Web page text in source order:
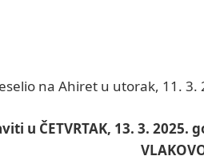
na Ahiret u utorak, 11. 3.
u ČETVRTAK, 13. 3.